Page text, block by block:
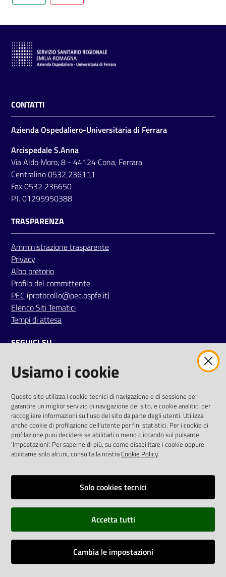
CONTATTI
Azienda Ospedaliero-Universitaria di Ferrara
Arcispedale S.Anna
Via Aldo Moro, 8 - 44124 Cona, Ferrara
Centralino0532 236111
Fax 0532 236650
P.I. 01295950388
TRASPARENZA
Amministrazione trasparente
Privacy
Albo pretorio
Profilo del committente
PEC (protocollo@pec.ospfe.it)
Elenco Siti Tematici
Tempi di attesa
SEGUICI SU
twitterfacebookyoutube
AREA DIPENDENTI
Posta Elettronica Aziendale
Cloud aziendale(manuale di istruzioni)
Portale del Dipendente
Sito intranet
Redazione web
Credits
Usiamo i cookie
Questo sito utilizza i cookie tecnici di navigazione e di sessione per
garantire un miglior servizio di navigazione del sito, e cookie analitici per
raccogliere informazioni sull'uso del sito da parte degli utenti. Utilizza
anche cookie di profilazione dell'utente per fini statistici. Per i cookie di
profilazione puoi decidere se abilitarli o meno cliccando sul pulsante
'Impostazioni'. Per saperne di più, su come disabilitare i cookie oppure
abilitarne solo alcuni, consulta la nostraCookie Policy.
Solo cookies tecnici
Accetta tutti
Cambia le impostazioni